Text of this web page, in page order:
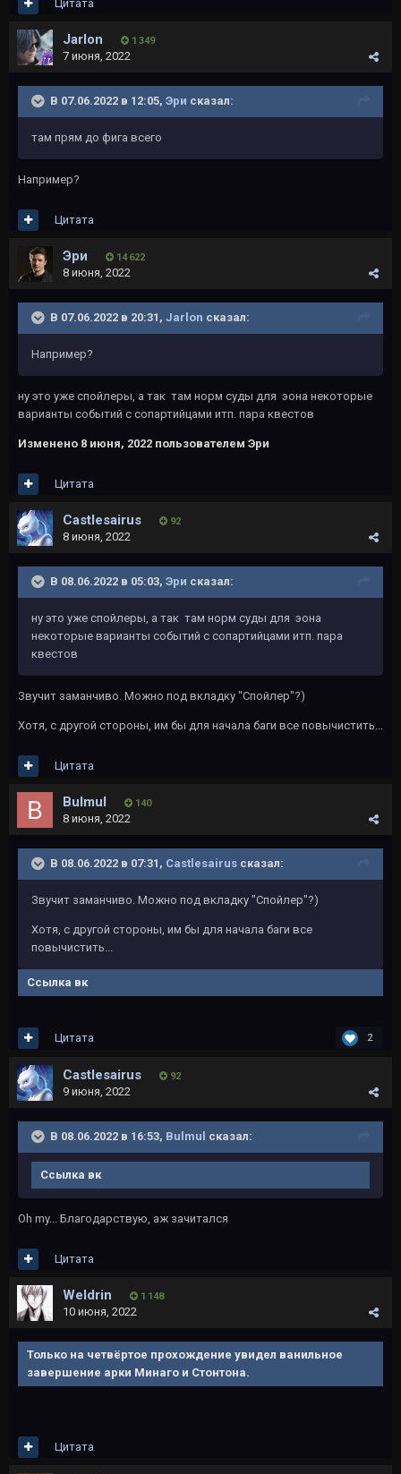
Цитата
Jarlon 1 349
7 июня, 2022
В 07.06.2022 в 12:05, Эри сказал:
там прям до фига всего
Например?
Цитата
Эри 14 622
8 июня, 2022
В 07.06.2022 в 20:31, Jarlon сказал:
Например?
ну это уже спойлеры, а так там норм суды для эона некоторые
варианты событий с сопартийцами итп. пара квестов
Изменено 8 июня, 2022 пользователем Эри
Цитата
Castlesairus 92
8 июня, 2022
В 08.06.2022 в 05:03, Эри сказал:
ну это уже спойлеры, а так там норм суды для эона
некоторые варианты событий с сопартийцами итп. пара
квестов
Звучит заманчиво. Можно под вкладку "Спойлер"?)
Хотя, с другой стороны, им бы для начала баги все повычистить...
Цитата
Bulmul 140
8 июня, 2022
В 08.06.2022 в 07:31, Castlesairus сказал:
Звучит заманчиво. Можно под вкладку "Спойлер"?)
Хотя, с другой стороны, им бы для начала баги все
повычистить...
Ссылка вк
2
Цитата
Castlesairus 92
9 июня, 2022
В 08.06.2022 в 16:53, Bulmul сказал:
Ссылка вк
Oh my... Благодарствую, аж зачитался
Цитата
Weldrin 1 148
10 июня, 2022
Только на четвёртое прохождение увидел ванильное
завершение арки Минаго и Стонтона.
Цитата